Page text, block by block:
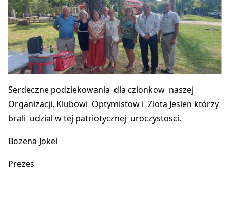
Serdeczne podziekowania dla czlonkow naszej
Organizacji, Klubowi Optymistow i Zlota Jesien którzy
brali udzial w tej patriotycznej uroczystosci.
Bozena Jokel
Prezes